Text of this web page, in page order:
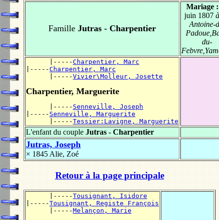
Famille Jutras - Charpentier
Mariage
juin 1807
Antoine-
du-
      |-----
Charpentier, Marc
|-----Charpentier, Marc
      |-----
Vivier\Molleur, Josette
Charpentier, Marguerite
      |-----
Senneville, Joseph
|----- Senneville, Marguerite
      |-----
Tessier:Lavigne, Marguerite
L'enfant du couple Jutras - Charpentier
Jutras, Joseph
× 1845 Alie, Zoé
Retour à la page principale
      |-----
Tousignant, Isidore
|-----Tousignant, Registe François
      |-----
Melançon, Marie